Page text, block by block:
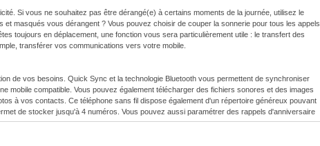
Si vous ne souhaitez pas être dérangé(e) à certains moments de la journée, utilisez le
et masqués vous dérangent ? Vous pouvez choisir de couper la sonnerie pour tous les appels
toujours en déplacement, une fonction vous sera particulièrement utile : le transfert des
transférer vos communications vers votre mobile.
de vos besoins. Quick Sync et la technologie Bluetooth vous permettent de synchroniser
mobile compatible. Vous pouvez également télécharger des fichiers sonores et des images
à vos contacts. Ce téléphone sans fil dispose également d'un répertoire généreux pouvant
de stocker jusqu'à 4 numéros. Vous pouvez aussi paramétrer des rappels d'anniversaire